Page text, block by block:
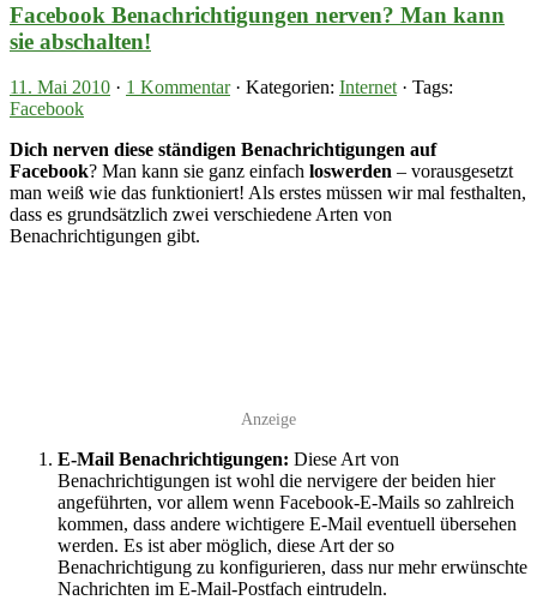
Facebook Benachrichtigungen nerven? Man kann
sie abschalten!
11. Mai 2010 · 1 Kommentar· Kategorien: Internet· Tags:
Facebook
Dich nerven diese ständigen Benachrichtigungen auf
Facebook? Man kann sie ganz einfach loswerden – vorausgesetzt
man weiß wie das funktioniert! Als erstes müssen wir mal festhalten,
dass es grundsätzlich zwei verschiedene Arten von
Benachrichtigungen gibt.
Anzeige
E-Mail Benachrichtigungen: Diese Art von
Benachrichtigungen ist wohl die nervigere der beiden hier
angeführten, vor allem wenn Facebook-E-Mails so zahlreich
kommen, dass andere wichtigere E-Mail eventuell übersehen
werden. Es ist aber möglich, diese Art der so
Benachrichtigung zu konfigurieren, dass nur mehr erwünschte
Nachrichten im E-Mail-Postfach eintrudeln.